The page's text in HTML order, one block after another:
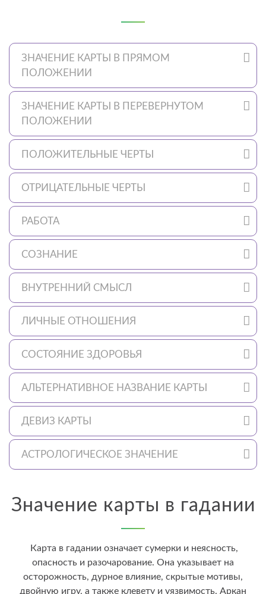
ЗНАЧЕНИЕ КАРТЫ В ПРЯМОМ
ПОЛОЖЕНИИ
ЗНАЧЕНИЕ КАРТЫ В ПЕРЕВЕРНУТОМ
ПОЛОЖЕНИИ
ПОЛОЖИТЕЛЬНЫЕ ЧЕРТЫ
ОТРИЦАТЕЛЬНЫЕ ЧЕРТЫ
РАБОТА
СОЗНАНИЕ
ВНУТРЕННИЙ СМЫСЛ
ЛИЧНЫЕ ОТНОШЕНИЯ
СОСТОЯНИЕ ЗДОРОВЬЯ
АЛЬТЕРНАТИВНОЕ НАЗВАНИЕ КАРТЫ
ДЕВИЗ КАРТЫ
АСТРОЛОГИЧЕСКОЕ ЗНАЧЕНИЕ
Значение карты в гадании
Карта в гадании означает сумерки и неясность,
опасность и разочарование. Она указывает на
осторожность, дурное влияние, скрытые мотивы,
двойную игру, а также клевету и уязвимость. Аркан